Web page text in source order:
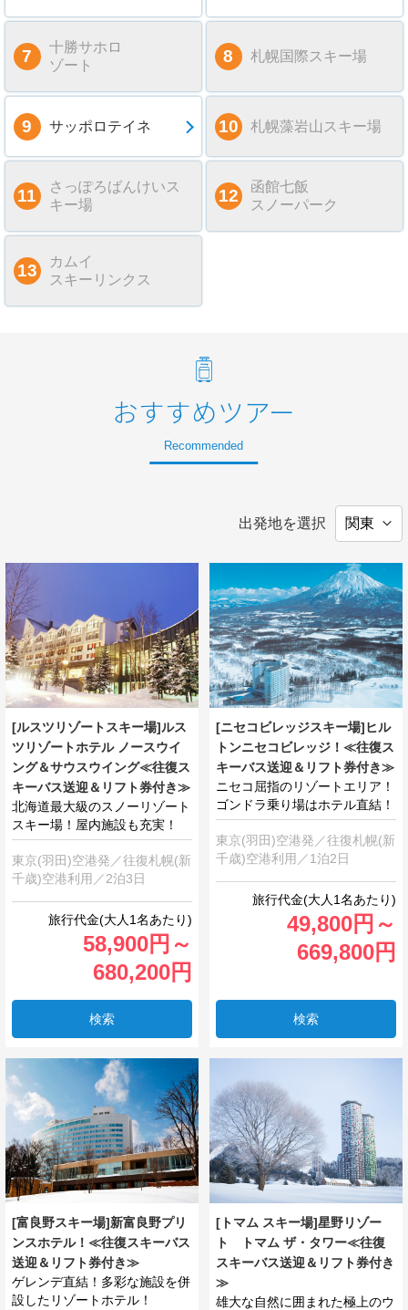
十勝サホロ
ゾート
札幌国際スキー場
サッポロテイネ 札幌藻岩山スキー場
さっぽろばんけいス
キー場
函館七飯
スノーパーク
カムイ
スキーリンクス
おすすめツアー
Recommended
出発地を選択
[ルスツリゾートスキー場]ルス
ツリゾートホテル ノースウイ
ング＆サウスウイング≪往復ス
キーバス送迎＆リフト券付き≫
58,900円 ～
680,200円
北海道最大級のスノーリゾート
スキー場！屋内施設も充実！
東京(羽田)空港発／往復札幌(新
千歳)空港利用／2泊3日
検索
[ニセコビレッジスキー場]ヒル
トンニセコビレッジ！≪往復ス
キーバス送迎＆リフト券付き≫
49,800円 ～
669,800円
ニセコ屈指のリゾートエリア！
ゴンドラ乗り場はホテル直結！
東京(羽田)空港発／往復札幌(新
千歳)空港利用／1泊2日
検索
[富良野スキー場]新富良野プリ
ンスホテル！≪往復スキーバス
送迎＆リフト券付き≫
ゲレンデ直結！多彩な施設を併
設したリゾートホテル！
[トマム スキー場]星野リゾー
ト トマム ザ・タワー≪往復
スキーバス送迎＆リフト券付き
≫
雄大な自然に囲まれた極上のウ